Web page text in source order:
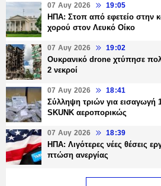
07 Αυγ 2026 19:05
ΗΠΑ: Στοπ από εφετείο στην
χορού στον Λευκό Οίκο
07 Αυγ 2026 19:02
Ουκρανικό drone χτύπησε
2 νεκροί
07 Αυγ 2026 18:41
Σύλληψη τριών για εισαγωγή
SKUNK αεροπορικώς
07 Αυγ 2026 18:39
ΗΠΑ: Λιγότερες νέες θέσεις
πτώση ανεργίας